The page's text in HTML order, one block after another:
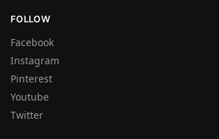
FOLLOW
Facebook
Instagram
Pinterest
Youtube
Twitter